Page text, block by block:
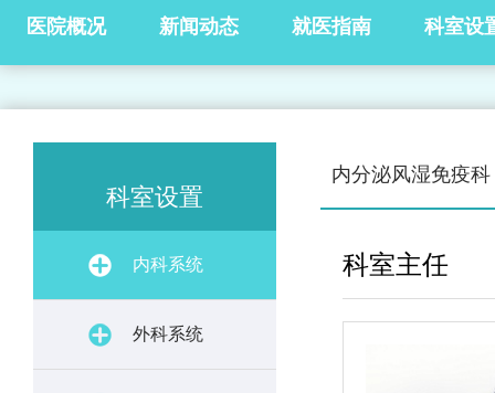
医院概况 新闻动态 就医指南 科室设
科室设置
内科系统
外科系统
内分泌风湿免疫科
科室主任